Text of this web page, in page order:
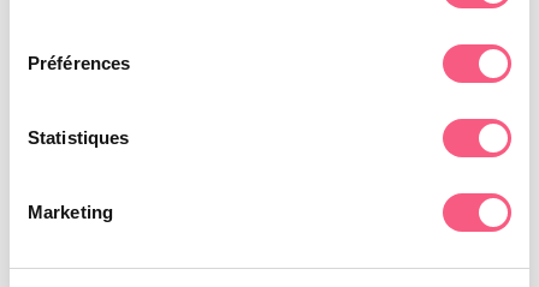
Préférences
Statistiques
Marketing